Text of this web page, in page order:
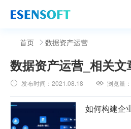
首页
睿治
解决方案
首页 数据资产运营
数据资产运营 _相关
发布时间：2021.08.18 浏览量
如何构建企